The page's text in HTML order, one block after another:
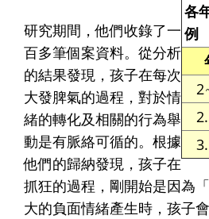
各
例
研究期間，他們收錄了一
百多筆個案資料。從分析
的結果發現，孩子在每次
大發脾氣的過程，對於情
緒的轉化及相關的行為舉
動是有脈絡可循的。根據
他們的歸納發現，孩子在
抓狂的過程，剛開始是因為
大的負面情緒產生時，孩子